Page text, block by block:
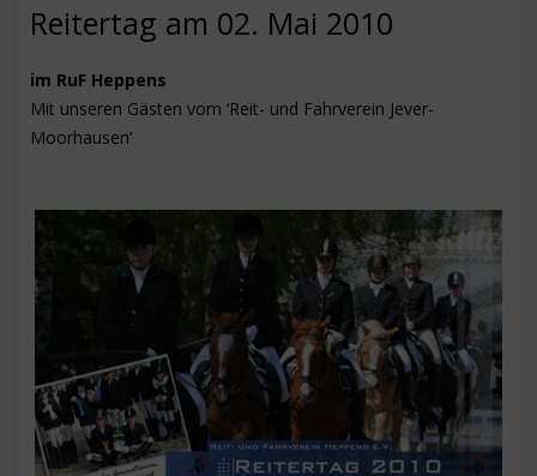
ARBEITSDIENST
KONTAKT
Reitertag am 02. Mai 2010
im RuF Heppens
Mit unseren Gästen vom ‘Reit- und Fahrverein Jever-
Moorhausen’